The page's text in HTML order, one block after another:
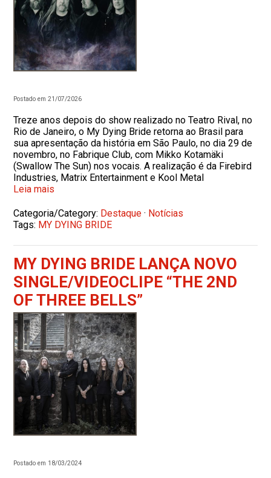
Postado em 21/07/2026
Treze anos depois do show realizado no Teatro Rival, no
Rio de Janeiro, o My Dying Bride retorna ao Brasil para
sua apresentação da história em São Paulo, no dia 29 de
novembro, no Fabrique Club, com Mikko Kotamäki
(Swallow The Sun) nos vocais. A realização é da Firebird
Industries, Matrix Entertainment e Kool Metal
Leia mais
Categoria/Category: Destaque · Notícias
Tags: MY DYING BRIDE
MY DYING BRIDE LANÇA NOVO
SINGLE/VIDEOCLIPE “THE 2ND
OF THREE BELLS”
Postado em 18/03/2024